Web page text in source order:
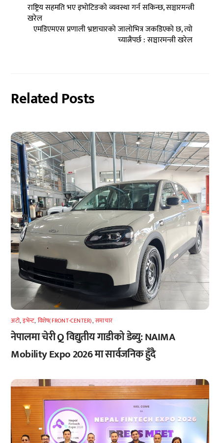
राष्ट्रिय सहमति भए इभोटिङको व्यवस्था गर्न सकिन्छ, सञ्चारमन्त्री
खरेल
एमडिएमएस प्रणाली भ्रष्टाचारको जालोभित्र जकडिएको छ, त्यो
च्यात्नैपर्छ : सञ्चारमन्त्री खरेल
Related Posts
अटाे,इभेन्ट, विशेष(FRONT-CENTER),समाचार
नेपालमा चेरी Q विद्युतीय गाडीको डेब्यु: NAIMA
Mobility Expo 2026 मा सार्वजनिक हुँदै